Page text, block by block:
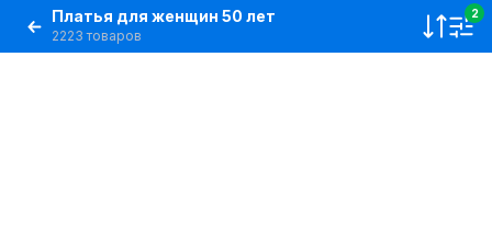
Платья для женщин 50 лет
2223 товаров
2